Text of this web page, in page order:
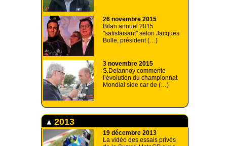
26 novembre 2015
Bilan annuel 2015
"satisfaisant" selon Jacques
Bolle, président (…)
3 novembre 2015
S.Delannoy commente
l’évolution du championnat
Mondial side car de (…)
2013
19 décembre 2013
La vidéo des essais privés